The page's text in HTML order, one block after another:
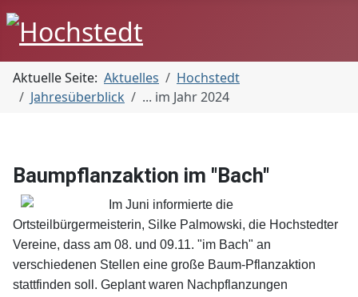
Aktuelle Seite: Aktuelles
Hochstedt
Jahresüberblick
... im Jahr 2024
Baumpflanzaktion im "Bach"
Im Juni informierte die
Ortsteilbürgermeisterin, Silke Palmowski, die Hochstedter
Vereine, dass am 08. und 09.11. "im Bach" an
verschiedenen Stellen eine große Baum-Pflanzaktion
stattfinden soll. Geplant waren Nachpflanzungen